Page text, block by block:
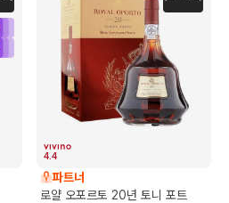
4.4
파트너
로얄 오포르토 20년 토니 포트